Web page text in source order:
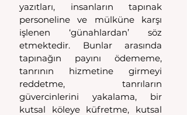
yazıtları, insanların tapınak
personeline ve mülküne karşı
işlenen ‘günahlardan’ söz
etmektedir. Bunlar arasında
tapınağın payını ödememe,
tanrının hizmetine girmeyi
reddetme, tanrıların
güvercinlerini yakalama, bir
kutsal köleye küfretme, kutsal